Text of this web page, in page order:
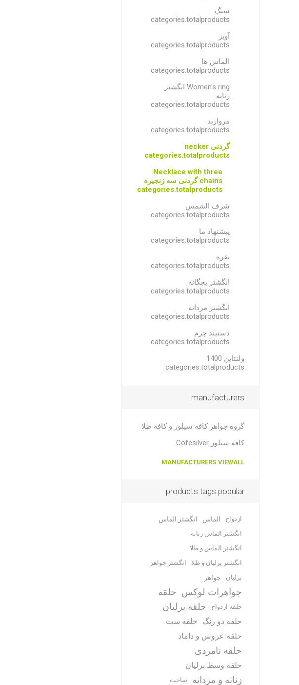
سنگ
categories.totalproducts
آویز
categories.totalproducts
الماس ها
categories.totalproducts
Women's ring انگشتر
زنانه
categories.totalproducts
مروارید
categories.totalproducts
گردنی necker
categories.totalproducts
Necklace with three
chains گردنی سه زنجیره
categories.totalproducts
شرف الشمس
categories.totalproducts
پیشنهاد ما
categories.totalproducts
نقره
categories.totalproducts
انگشتر بچگانه
categories.totalproducts
انگشتر مردانه
categories.totalproducts
دستبند چرم
categories.totalproducts
ولنتاین 1400
categories.totalproducts
manufacturers
گروه جواهر کافه سیلور و کافه طلا
کافه سیلور Cofesilver
MANUFACTURERS.VIEWALL
products.tags.popular
ازدواج الماس انگشتر الماس
انگشتر الماس زنانه
انگشتر الماس و طلا
انگشتر برلیان و طلا
انگشتر جواهر
برلیان
جواهر
جواهرات لوکس حلقه
حلقه ازدواج حلقه برلیان
حلقه دو رنگ
حلقه ست
حلقه عروس و داماد
حلقه نامزدی
حلقه وسط برلیان
زنانه و مردانه ساخت